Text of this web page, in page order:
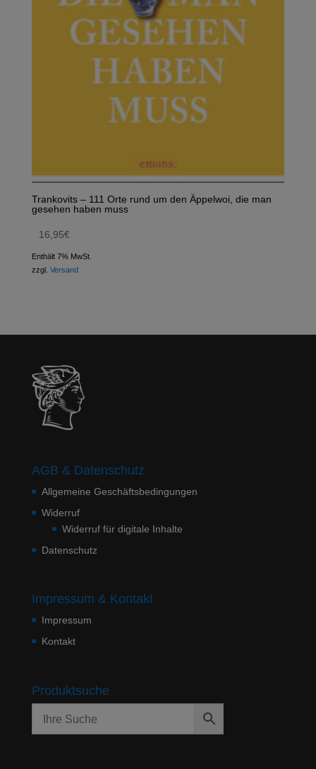
Trankovits – 111 Orte rund um den Äppelwoi, die man
gesehen haben muss
16,95€
Enthält 7% MwSt.
zzgl. Versand
AGB & Datenschutz
Allgemeine Geschäftsbedingungen
Widerruf
Widerruf für digitale Inhalte
Datenschutz
Impressum & Kontakt
Impressum
Kontakt
Produktsuche